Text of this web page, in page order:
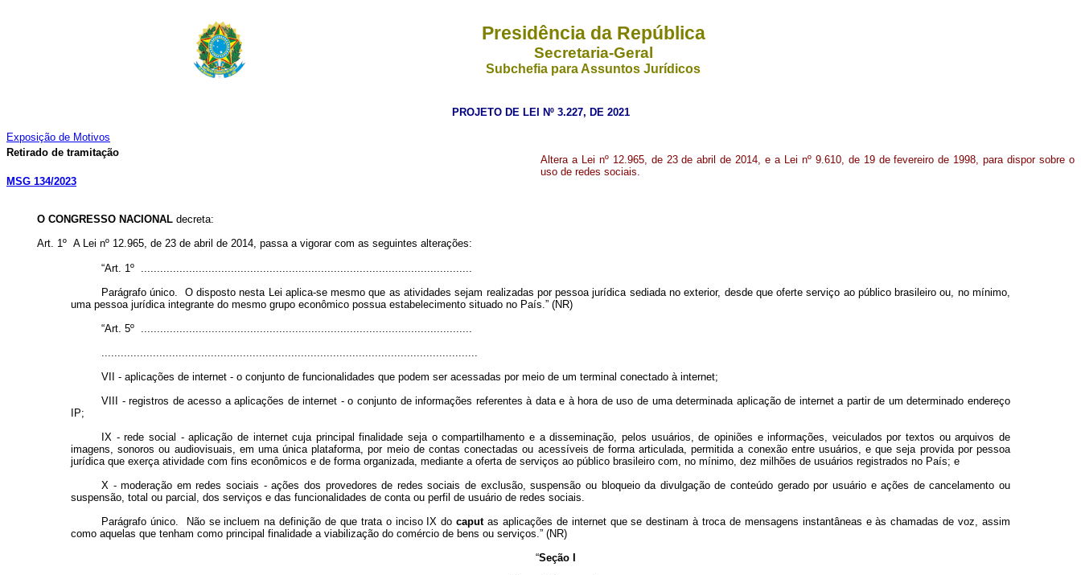
Presidência da República
Secretaria-Geral
Subchefia para Assuntos Jurídicos
PROJETO DE LEI Nº 3.227, DE 2021
Exposição de Motivos
Retirado de tramitação
MSG 134/2023
Altera a Lei nº 12.965, de 23 de abril de 2014, e a Lei nº 9.610, de 19 de fevereiro de 1998, para dispor sobre o
uso de redes sociais.
O CONGRESSO NACIONAL decreta:
Art. 1º A Lei nº 12.965, de 23 de abril de 2014, passa a vigorar com as seguintes alterações:
“Art. 1º .......................................................................................................
Parágrafo único. O disposto nesta Lei aplica-se mesmo que as atividades sejam realizadas por pessoa jurídica sediada no exterior, desde que oferte serviço ao público brasileiro ou, no mínimo,
uma pessoa jurídica integrante do mesmo grupo econômico possua estabelecimento situado no País.” (NR)
“Art. 5º .......................................................................................................
.....................................................................................................................
VII - aplicações de internet - o conjunto de funcionalidades que podem ser acessadas por meio de um terminal conectado à internet;
VIII - registros de acesso a aplicações de internet - o conjunto de informações referentes à data e à hora de uso de uma determinada aplicação de internet a partir de um determinado endereço
IP;
IX - rede social - aplicação de internet cuja principal finalidade seja o compartilhamento e a disseminação, pelos usuários, de opiniões e informações, veiculados por textos ou arquivos de
imagens, sonoros ou audiovisuais, em uma única plataforma, por meio de contas conectadas ou acessíveis de forma articulada, permitida a conexão entre usuários, e que seja provida por pessoa
jurídica que exerça atividade com fins econômicos e de forma organizada, mediante a oferta de serviços ao público brasileiro com, no mínimo, dez milhões de usuários registrados no País; e
X - moderação em redes sociais - ações dos provedores de redes sociais de exclusão, suspensão ou bloqueio da divulgação de conteúdo gerado por usuário e ações de cancelamento ou
suspensão, total ou parcial, dos serviços e das funcionalidades de conta ou perfil de usuário de redes sociais.
Parágrafo único. Não se incluem na definição de que trata o inciso IX docaputas aplicações de internet que se destinam à troca de mensagens instantâneas e às chamadas de voz, assim
como aquelas que tenham como principal finalidade a viabilização do comércio de bens ou serviços.” (NR)
“Seção I